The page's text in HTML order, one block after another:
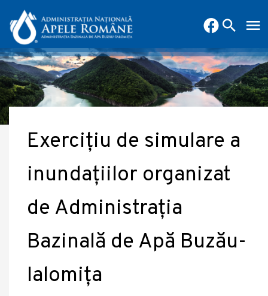
Exercițiu de simulare a
inundațiilor organizat
de Administrația
Bazinală de Apă Buzău-
Ialomița